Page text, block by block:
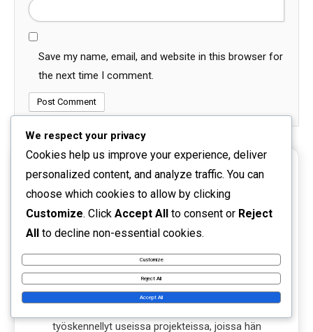
Save my name, email, and website in this browser for
the next time I comment.
Mira Järvinen
Mira on frontend-optimoinnin asiantuntija, joka
rakastaa koodauksen kauneutta. Hän on
työskennellyt useissa projekteissa, joissa hän
We respect your privacy
Cookies help us improve your experience, deliver
personalized content, and analyze traffic. You can
choose which cookies to allow by clicking
Customize. Click Accept All to consent or Reject
All to decline non-essential cookies.
Customize
Reject All
Accept All